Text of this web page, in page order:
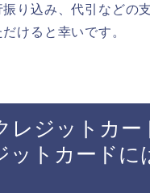
り込み、代引などの
けると幸いです。
レジットカー
ットカードに